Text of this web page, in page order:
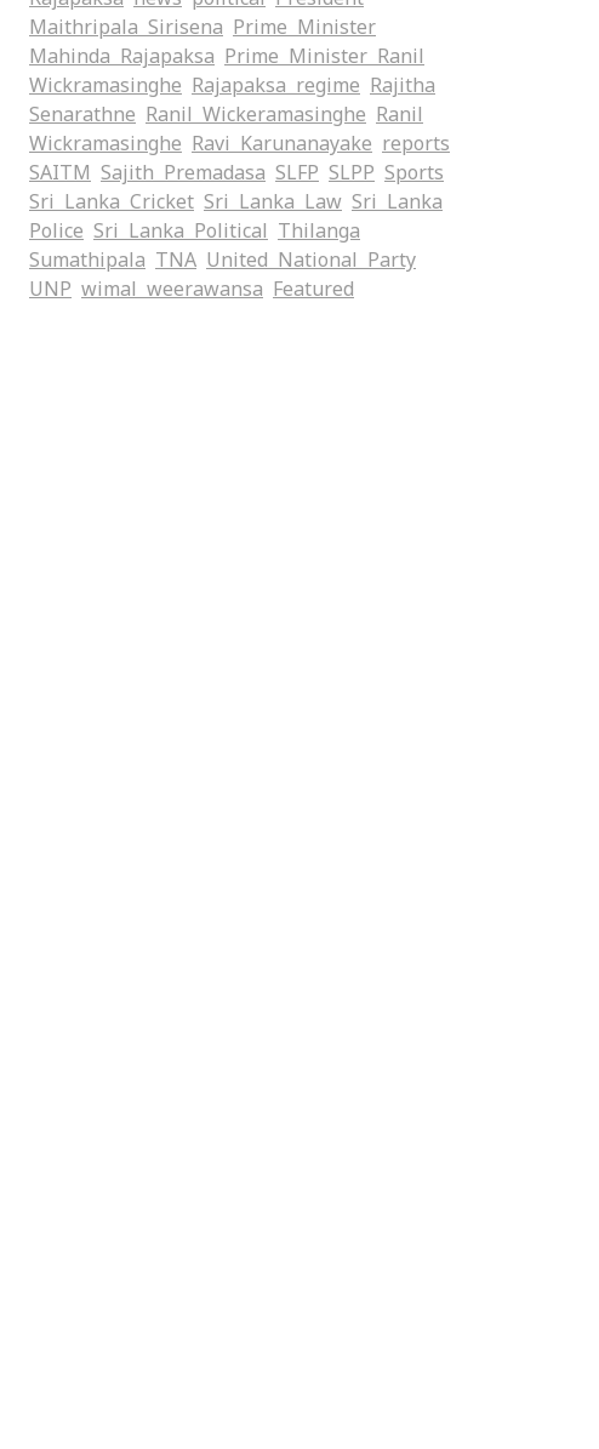
Maithripala Sirisena Prime Minister
Mahinda Rajapaksa Prime Minister Ranil
Wickramasinghe Rajapaksa regime Rajitha
Senarathne Ranil Wickeramasinghe Ranil
Wickramasinghe Ravi Karunanayake reports
SAITM Sajith Premadasa SLFP SLPP Sports
Sri Lanka Cricket Sri Lanka Law Sri Lanka
Police Sri Lanka Political Thilanga
Sumathipala TNA United National Party
UNP wimal weerawansa ‍Featured